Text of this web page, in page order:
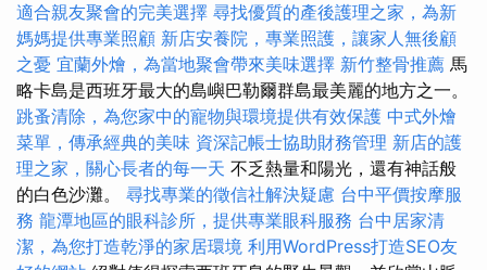
適合親友聚會的完美選擇 尋找優質的產後護理之家，為新
媽媽提供專業照顧 新店安養院，專業照護，讓家人無後顧
之憂 宜蘭外燴，為當地聚會帶來美味選擇 新竹整骨推薦 馬
略卡島是西班牙最大的島嶼巴勒爾群島最美麗的地方之一。
跳蚤清除，為您家中的寵物與環境提供有效保護 中式外燴
菜單，傳承經典的美味 資深記帳士協助財務管理 新店的護
理之家，關心長者的每一天 不乏熱量和陽光，還有神話般
的白色沙灘。 尋找專業的徵信社解決疑慮 台中平價按摩服
務 龍潭地區的眼科診所，提供專業眼科服務 台中居家清
潔，為您打造乾淨的家居環境 利用WordPress打造SEO友